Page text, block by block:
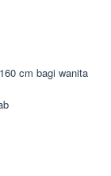
cm bagi wanita